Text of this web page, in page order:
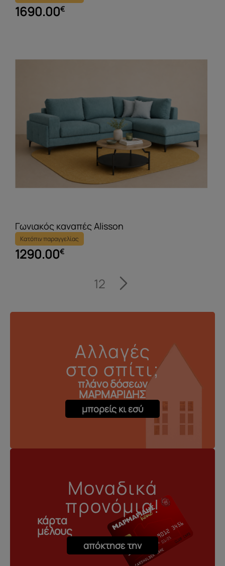
1690.00€
Γωνιακός καναπές Alisson
Κατόπιν παραγγελίας
1290.00€
12
Αλλαγές
στο σπίτι;
πλάνο δόσεων
ΜΑΡΜΑΡΙΔΗΣ
μπορείς κι εσύ
Μοναδικά
προνόμια!
κάρτα
μέλους
απόκτησε την